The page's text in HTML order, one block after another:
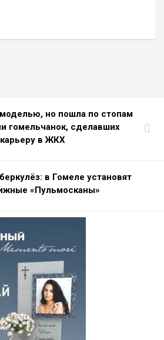
но пошла по стопам
гомельчанок, сделавших
карьеру в ЖКХ
в Гомеле установят
«Пульмосканы»